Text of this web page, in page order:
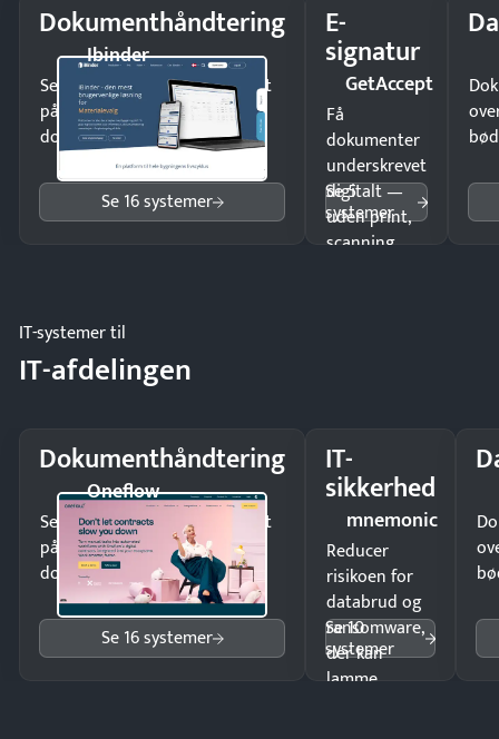
Dokumenthåndtering
Ibinder
Send kontrakter til underskrift
på minutter og mist ingen
dokumenter.
Se 16 systemer
E-
signatur
GetAccept
Få
dokumenter
underskrevet
digitalt —
uden print,
scanning
Se 5
systemer
IT-systemer til
IT-afdelingen
Dokumenthåndtering
Oneflow
Send kontrakter til underskrift
på minutter og mist ingen
dokumenter.
Se 16 systemer
IT-
sikkerhed
mnemonic
Reducer
risikoen for
databrud og
ransomware,
der kan
lamme
Se 10
systemer